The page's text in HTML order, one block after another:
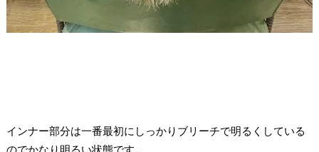
インナー部分は一番最初にしっかりブリーチで明るくしている